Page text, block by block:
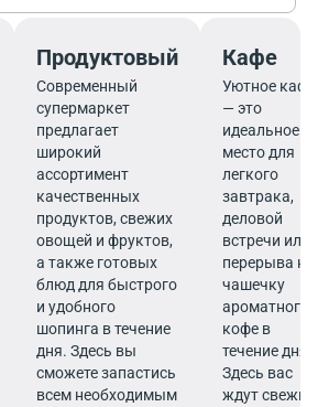
Продуктовый
Современный
супермаркет
предлагает
широкий
ассортимент
качественных
продуктов, свежих
овощей и фруктов,
а также готовых
блюд для быстрого
и удобного
шопинга в течение
дня. Здесь вы
сможете запастись
всем необходимым
Кафе
Уютное кафе
— это
идеальное
место для
легкого
завтрака,
деловой
встречи или
перерыва на
чашечку
ароматного
кофе в
течение дня.
Здесь вас
ждут свежие